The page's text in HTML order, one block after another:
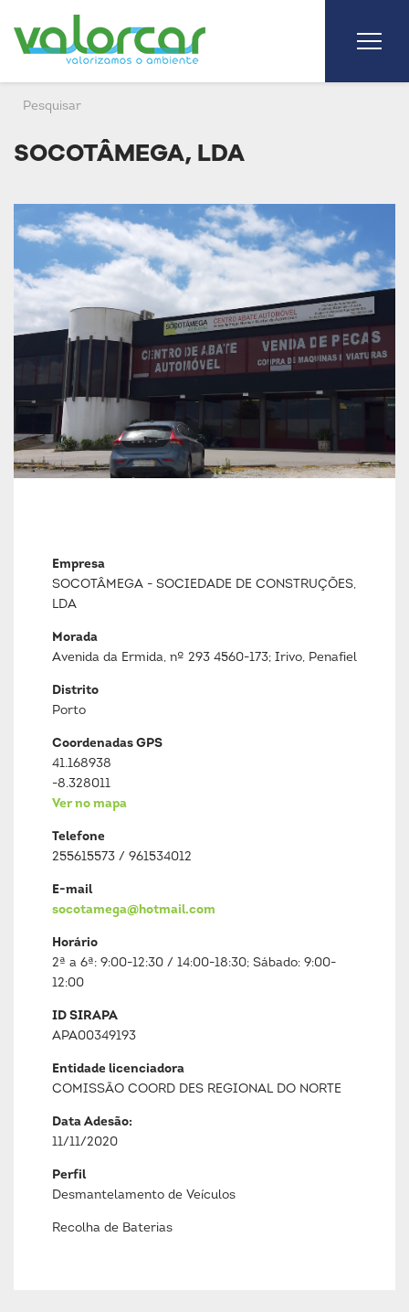
SOCOTÂMEGA, LDA
Empresa
SOCOTÂMEGA - SOCIEDADE DE CONSTRUÇÕES,
LDA
Morada
Avenida da Ermida, nº 293 4560-173; Irivo, Penafiel
Distrito
Porto
Coordenadas GPS
41.168938
-8.328011
Ver no mapa
Telefone
255615573 / 961534012
E-mail
socotamega@hotmail.com
Horário
2ª a 6ª: 9:00-12:30 / 14:00-18:30; Sábado: 9:00-
12:00
ID SIRAPA
APA00349193
Entidade licenciadora
COMISSÃO COORD DES REGIONAL DO NORTE
Data Adesão:
11/11/2020
Perfil
Desmantelamento de Veículos
Recolha de Baterias